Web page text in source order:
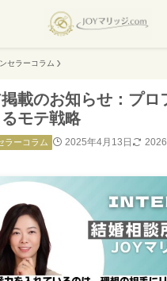
セラーコラム
載のお知らせ：プロ
モテ戦略
ラーコラム 2025年4月13日